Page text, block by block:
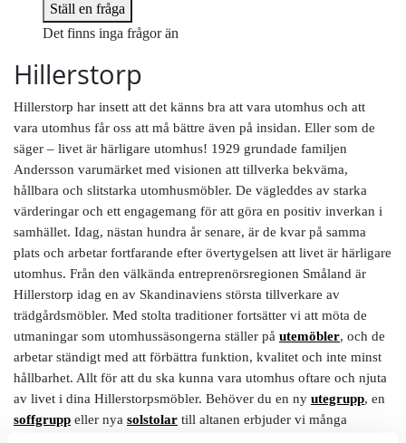
Ställ en fråga
Det finns inga frågor än
Hillerstorp
Hillerstorp har insett att det känns bra att vara utomhus och att
vara utomhus får oss att må bättre även på insidan. Eller som de
säger – livet är härligare utomhus! 1929 grundade familjen
Andersson varumärket med visionen att tillverka bekväma,
hållbara och slitstarka utomhusmöbler. De vägleddes av starka
värderingar och ett engagemang för att göra en positiv inverkan i
samhället. Idag, nästan hundra år senare, är de kvar på samma
plats och arbetar fortfarande efter övertygelsen att livet är härligare
utomhus. Från den välkända entreprenörsregionen Småland är
Hillerstorp idag en av Skandinaviens största tillverkare av
trädgårdsmöbler. Med stolta traditioner fortsätter vi att möta de
utmaningar som utomhussäsongerna ställer på utemöbler, och de
arbetar ständigt med att förbättra funktion, kvalitet och inte minst
hållbarhet. Allt för att du ska kunna vara utomhus oftare och njuta
av livet i dina Hillerstorpsmöbler. Behöver du en ny utegrupp, en
soffgrupp eller nya solstolar till altanen erbjuder vi många